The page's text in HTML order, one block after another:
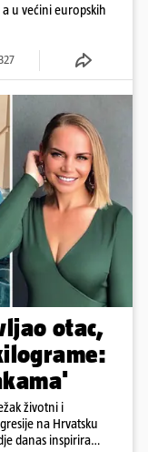
u većini europskih
otac,
životni i
na Hrvatsku
danas inspirira